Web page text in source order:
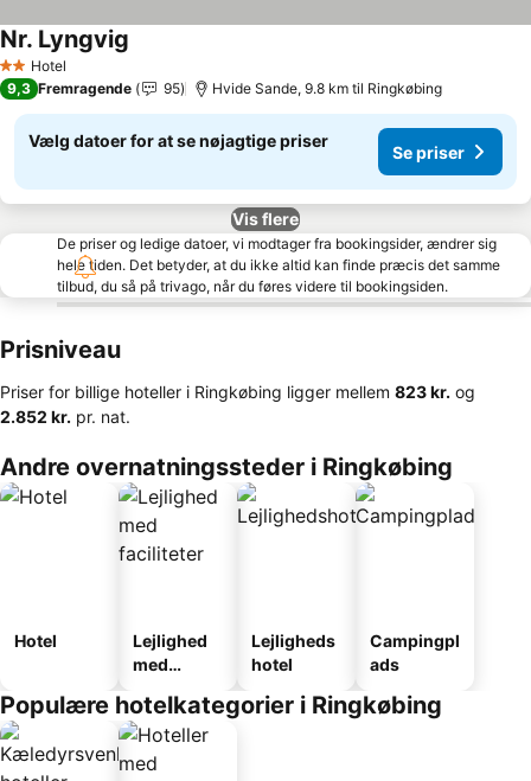
2 Stjerner
Hotel
Nr. Lyngvig
9,3 Fremragende 95 Hvide Sande, 9.8 km til Ringkøbing
Vælg datoer for at se nøjagtige priser
Se priser
Vis flere
De priser og ledige datoer, vi modtager fra bookingsider, ændrer sig
hele tiden. Det betyder, at du ikke altid kan finde præcis det samme
tilbud, du så på trivago, når du føres videre til bookingsiden.
Prisniveau
Priser for billige hoteller i Ringkøbing ligger mellem ‎823 kr. og
‎2.852 kr. pr. nat.
Andre overnatningssteder i Ringkøbing
Hotel
Lejlighed
med
Lejligheds
hotel
Campingpl
ads
Populære hotelkategorier i Ringkøbing